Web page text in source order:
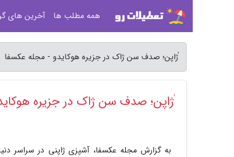
ٰژاپن؛ صدف سن ژاک در جزیره هوکایدو - مجله عکسفا
ٰژاپن؛ صدف سن ژاک در جزیره
همه مطلب ها آخرین های